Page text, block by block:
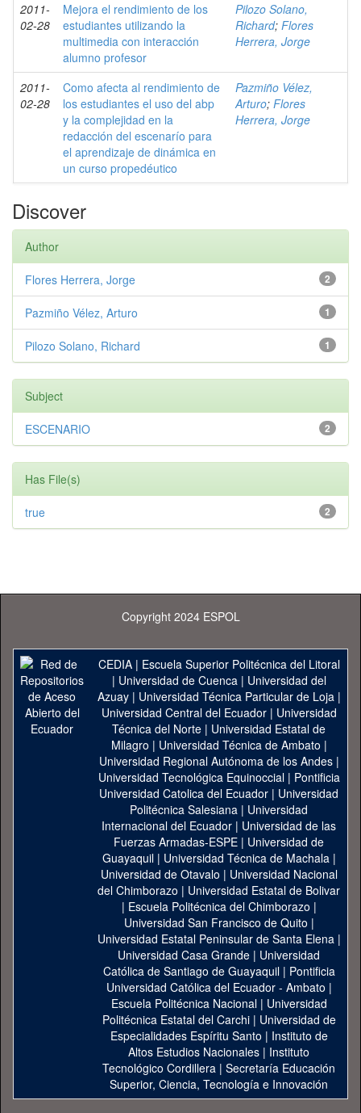
2011-
02-28
Mejora el rendimiento de los
estudiantes utilizando la
multimedia con interacción
alumno profesor
Pilozo Solano,
Richard; Flores
Herrera, Jorge
2011-
02-28
Como afecta al rendimiento de
los estudiantes el uso del abp
y la complejidad en la
redacción del escenarío para
el aprendizaje de dinámica en
un curso propedéutico
Pazmiño Vélez,
Arturo; Flores
Herrera, Jorge
Discover
Author
2
Flores Herrera, Jorge
1
Pazmiño Vélez, Arturo
1
Pilozo Solano, Richard
Subject
2
ESCENARIO
Has File(s)
2
true
Copyright 2024 ESPOL
CEDIA| Escuela Superior Politécnica del Litoral
| Universidad de Cuenca| Universidad del
Azuay| Universidad Técnica Particular de Loja|
Universidad Central del Ecuador| Universidad
Técnica del Norte | Universidad Estatal de
Milagro | Universidad Técnica de Ambato |
Universidad Regional Autónoma de los Andes|
Universidad Tecnológica Equinoccial| Pontificia
Universidad Catolica del Ecuador | Universidad
Politécnica Salesiana | Universidad
Internacional del Ecuador | Universidad de las
Fuerzas Armadas-ESPE | Universidad de
Guayaquil| Universidad Técnica de Machala|
Universidad de Otavalo | Universidad Nacional
del Chimborazo | Universidad Estatal de Bolivar
| Escuela Politécnica del Chimborazo |
Universidad San Francisco de Quito |
Universidad Estatal Peninsular de Santa Elena|
Universidad Casa Grande | Universidad
Católica de Santiago de Guayaquil| Pontificia
Universidad Católica del Ecuador - Ambato |
Escuela Politécnica Nacional| Universidad
Politécnica Estatal del Carchi| Universidad de
Especialidades Espíritu Santo | Instituto de
Altos Estudios Nacionales | Instituto
Tecnológico Cordillera | Secretaría Educación
Superior, Ciencia, Tecnología e Innovación